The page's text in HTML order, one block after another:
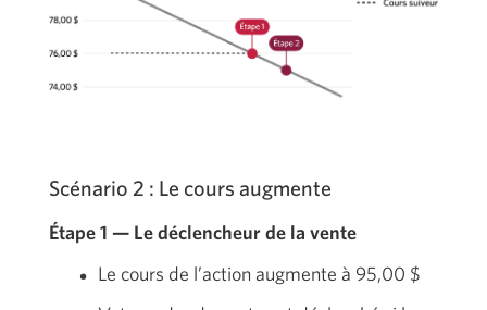
Scénario 2 : Le cours augmente
Étape 1 — Le déclencheur de la vente
Le cours de l’action augmente à 95,00 $